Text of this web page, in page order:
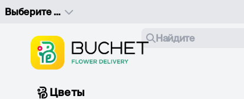
Выберите адрес доставки
Найдите
Цветы